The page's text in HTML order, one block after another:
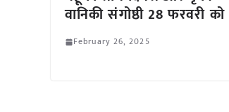
वानिकी संगोष्ठी 28 फरवरी को
February 26, 2025